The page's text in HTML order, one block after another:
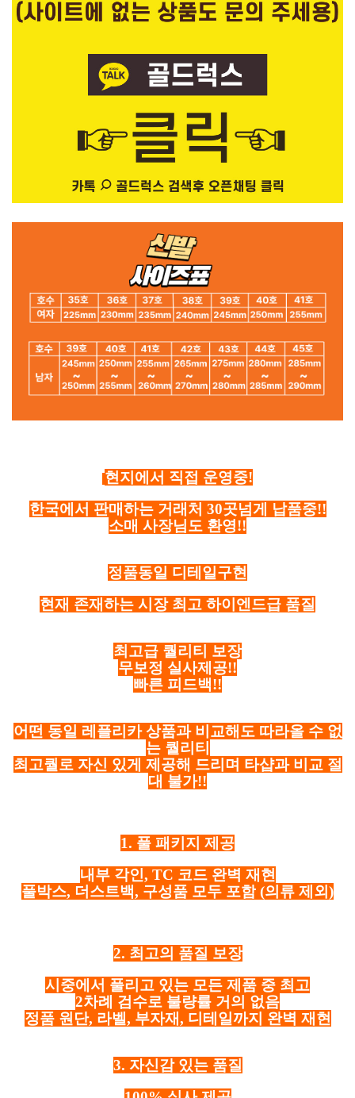
현지에서 직접 운영중!
한국에서 판매하는 거래처 30곳넘게 납품중!!
소매 사장님도 환영!!
정품동일 디테일구현
현재 존재하는 시장 최고 하이엔드급 품질
최고급 퀄리티 보장
무보정 실사제공!!
빠른 피드백!!
어떤 동일 레플리카 상품과 비교해도 따라올 수 없
는 퀄리티
최고퀄로 자신 있게 제공해 드리며 타샵과 비교 절
대 불가!!
1. 풀 패키지 제공
내부 각인, TC 코드 완벽 재현
풀박스, 더스트백, 구성품 모두 포함 (의류 제외)
2. 최고의 품질 보장
시중에서 풀리고 있는 모든 제품 중 최고
2차례 검수로 불량률 거의 없음
정품 원단, 라벨, 부자재, 디테일까지 완벽 재현
3. 자신감 있는 품질